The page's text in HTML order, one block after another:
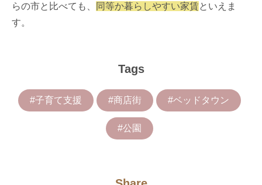
らの市と比べても、
同等か暮らしやすい家賃といえま
す。
Tags
#子育て支援 #商店街 #ベッドタウン
#公園